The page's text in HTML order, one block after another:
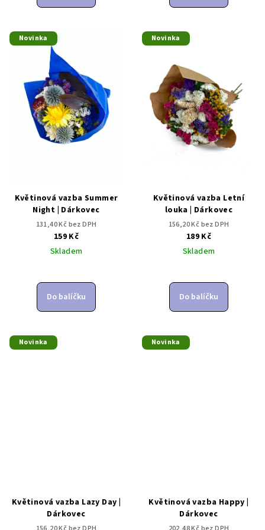
Novinka
Květinová vazba Summer
Night | Dárkovec
131,40 Kč bez DPH
159 Kč
Skladem
Do balíčku
Novinka
Květinová vazba Letní
louka | Dárkovec
156,20 Kč bez DPH
189 Kč
Skladem
Do balíčku
Novinka
Květinová vazba Lazy Day |
Dárkovec
Novinka
Květinová vazba Happy |
Dárkovec